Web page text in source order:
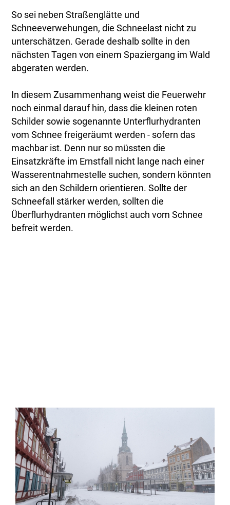
So sei neben Straßenglätte und
Schneeverwehungen, die Schneelast nicht zu
unterschätzen. Gerade deshalb sollte in den
nächsten Tagen von einem Spaziergang im Wald
abgeraten werden.
In diesem Zusammenhang weist die Feuerwehr
noch einmal darauf hin, dass die kleinen roten
Schilder sowie sogenannte Unterflurhydranten
vom Schnee freigeräumt werden - sofern das
machbar ist. Denn nur so müssten die
Einsatzkräfte im Ernstfall nicht lange nach einer
Wasserentnahmestelle suchen, sondern könnten
sich an den Schildern orientieren. Sollte der
Schneefall stärker werden, sollten die
Überflurhydranten möglichst auch vom Schnee
befreit werden.